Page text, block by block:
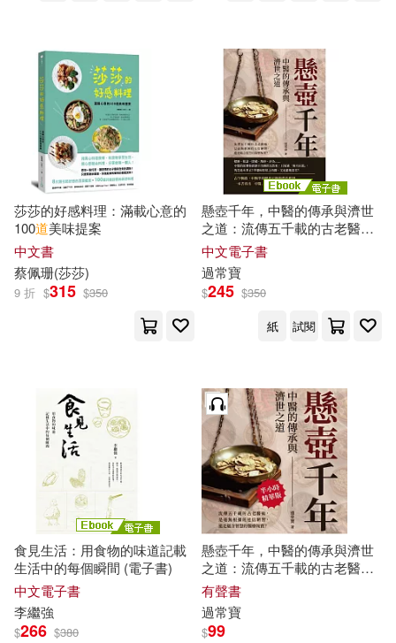
莎莎的好感料理：滿載心意的
100道美味提案
中文書
蔡佩珊(莎莎)
9 折 $315 $350
懸壺千年，中醫的傳承與濟世
之道：流傳五千載的古老醫
術，是毫無根據的迷信陋習，
還是蘊含智慧的醫療瑰寶? (電
子書)
中文電子書
過常寶
$245 $350
紙
試閱
食見生活：用食物的味道記載
生活中的每個瞬間 (電子書)
中文電子書
李繼強
$266 $380
懸壺千年，中醫的傳承與濟世
之道：流傳五千載的古老醫
術，是毫無根據的迷信陋習，
還是蘊含智慧的醫療瑰寶? (有
聲書)
有聲書
過常寶
$99